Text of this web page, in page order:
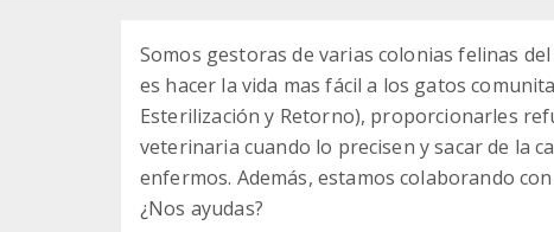
Somos gestoras de varias colonias felinas
es hacer la vida mas fácil a los gatos
Esterilización y Retorno), proporcionarles
veterinaria cuando lo precisen y sacar de la
enfermos. Además, estamos colaborando
¿Nos ayudas?